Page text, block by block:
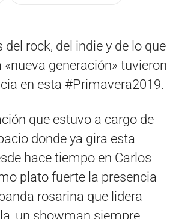
rock, del indie y de lo que
generación» tuvieron
en esta #Primavera2019.
que estuvo a cargo de
donde ya gira esta
hace tiempo en Carlos
plato fuerte la presencia
rosarina que lidera
un showman siempre